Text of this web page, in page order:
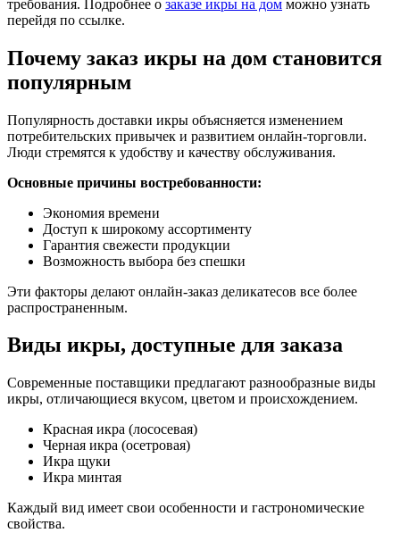
требования. Подробнее о заказе икры на дом можно узнать
перейдя по ссылке.
Почему заказ икры на дом становится
популярным
Популярность доставки икры объясняется изменением
потребительских привычек и развитием онлайн-торговли.
Люди стремятся к удобству и качеству обслуживания.
Основные причины востребованности:
Экономия времени
Доступ к широкому ассортименту
Гарантия свежести продукции
Возможность выбора без спешки
Эти факторы делают онлайн-заказ деликатесов все более
распространенным.
Виды икры, доступные для заказа
Современные поставщики предлагают разнообразные виды
икры, отличающиеся вкусом, цветом и происхождением.
Красная икра (лососевая)
Черная икра (осетровая)
Икра щуки
Икра минтая
Каждый вид имеет свои особенности и гастрономические
свойства.